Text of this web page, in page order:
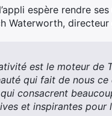
espère rendre
Waterworth,
est le moteur de
qui fait de nous
consacrent
et inspirantes pour